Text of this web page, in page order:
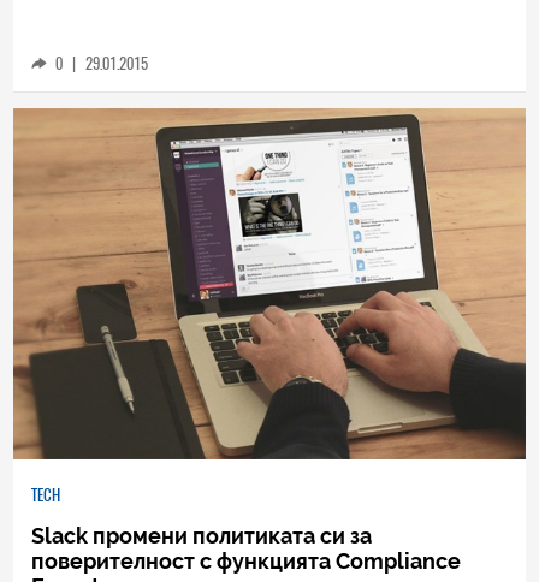
0 | 29.01.2015
TECH
Slack промени политиката си за
поверителност с функцията Compliance